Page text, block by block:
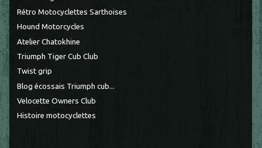
Rétro Motocyclettes Sarthoises
Hound Motorcycles
Atelier Chatokhine
Triumph Tiger Cub Club
Twist grip
Blog écossais Triumph cub...
Velocette Owners Club
Histoire motocyclettes